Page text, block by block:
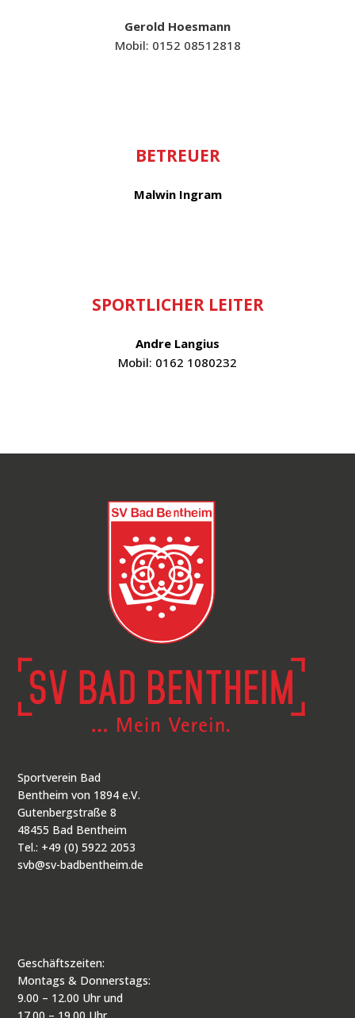
Gerold Hoesmann
Mobil: 0152 08512818
BETREUER
Malwin Ingram
SPORTLICHER LEITER
Andre Langius
Mobil: 0162 1080232
Sportverein Bad
Bentheim von 1894 e.V.
Gutenbergstraße 8
48455 Bad Bentheim
Tel.: +49 (0) 5922 2053
svb@sv-badbentheim.de
Geschäftszeiten:
Montags & Donnerstags:
9.00 – 12.00 Uhr und